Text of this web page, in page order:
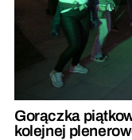
Gorączka
kolejnej